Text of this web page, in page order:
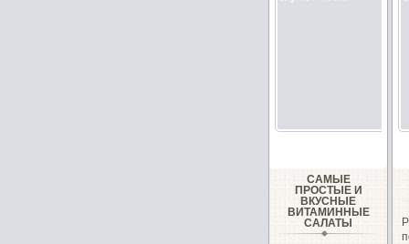
САМЫЕ
ПРОСТЫЕ И
ВКУСНЫЕ
ВИТАМИННЫЕ
САЛАТЫ